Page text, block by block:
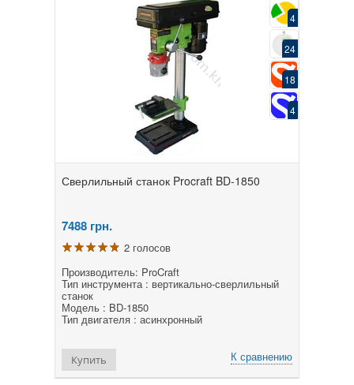
4
24
18
4
Сверлильный станок Procraft BD-1850
7488 грн.
2 голосов
Производитель: ProCraft
Тип инструмента : вертикально-сверлильный
станок
Модель : BD-1850
Тип двигателя : асинхронный
К сравнению
Купить